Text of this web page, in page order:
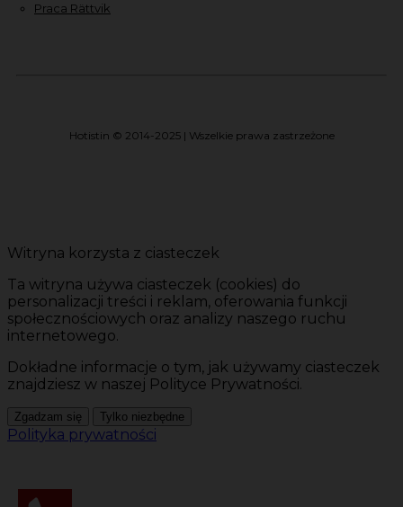
Praca Rättvik
Hotistin © 2014-2025 | Wszelkie prawa zastrzeżone
Witryna korzysta z ciasteczek
Ta witryna używa ciasteczek (cookies) do
personalizacji treści i reklam, oferowania funkcji
społecznościowych oraz analizy naszego ruchu
internetowego.
Dokładne informacje o tym, jak używamy ciasteczek
znajdziesz w naszej Polityce Prywatności.
Zgadzam się Tylko niezbędne
Polityka prywatności